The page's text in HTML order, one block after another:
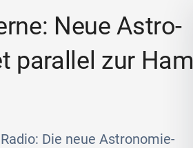
Neue Astro-
parallel zur Ham
Die neue Astronomie-